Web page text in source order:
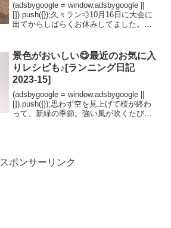
(adsbygoogle = window.adsbygoogle ||
[]).push({});久々ラン💨10月16日に大会に
出てからしばらくお休みしてました。今
1...
景色がおいしい😋最近のお気に入
りレシピも♪[ランニング日記
2023-15]
(adsbygoogle = window.adsbygoogle ||
[]).push({});思わず空を見上げて桜が終わ
って、新緑の季節。強い風が吹くたび涼
スポンサーリンク